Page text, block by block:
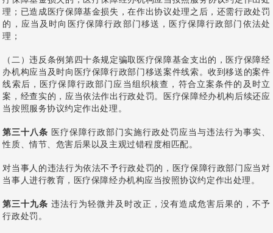
理；已造成医疗保障基金损失，在作出协议处理之后，还需行政处罚
的，应当及时向医疗保障行政部门移送，医疗保障行政部门依法处
理；
（二）违反条例第四十条规定骗取医疗保障基金支出的，医疗保障经
办机构应当及时向医疗保障行政部门移送案件线索。收到移送的案件
线索后，医疗保障行政部门应当组织核查，符合立案条件的及时立
案，经查实的，应当依法作出行政处罚。医疗保障经办机构后续还应
当按照服务协议约定作出处理。
第三十八条 医疗保障行政部门实施行政处罚应当与违法行为事实、
性质、情节、危害后果以及主观过错程度相匹配。
对当事人的违法行为依法不予行政处罚的，医疗保障行政部门应当对
当事人进行教育，医疗保障经办机构应当按照协议约定作出处理。
第三十九条 违法行为轻微并及时改正，没有造成危害后果的，不予
行政处罚。